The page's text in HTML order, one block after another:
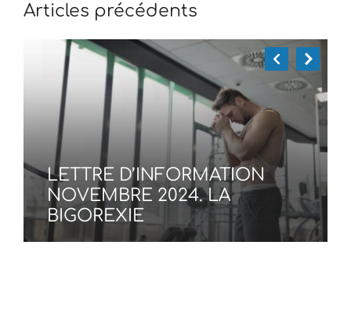
Articles précédents
LETTRE D’INFORMATION
NOVEMBRE 2024. LA
BIGOREXIE